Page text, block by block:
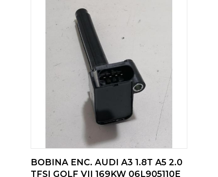
BOBINA ENC. AUDI A3 1.8T A5 2.0
TFSI GOLF VII 169KW 06L905110E